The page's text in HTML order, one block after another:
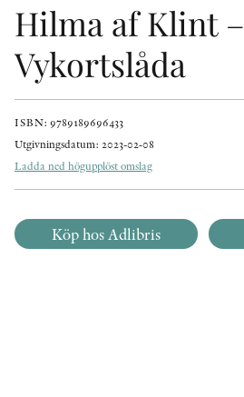
Hilma af Klint –
Vykortslåda
ISBN: 9789189696433
Utgivningsdatum: 2023-02-08
Ladda ned högupplöst omslag
Köp hos Adlibris